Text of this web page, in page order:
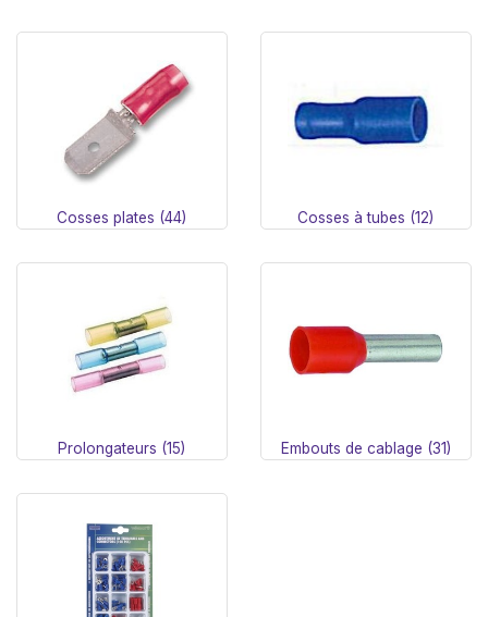
Cosses plates (44) Cosses à tubes (12)
Prolongateurs (15) Embouts de cablage (31)